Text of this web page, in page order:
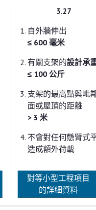
3.27
自外牆伸出
≤ 600 毫米
有關支架的設計承
≤ 100 公斤
支架的最高點與毗
面或屋頂的距離
> 3 米
不會對任何懸臂式
造成額外荷載
對等小型工程項目
的詳細資料